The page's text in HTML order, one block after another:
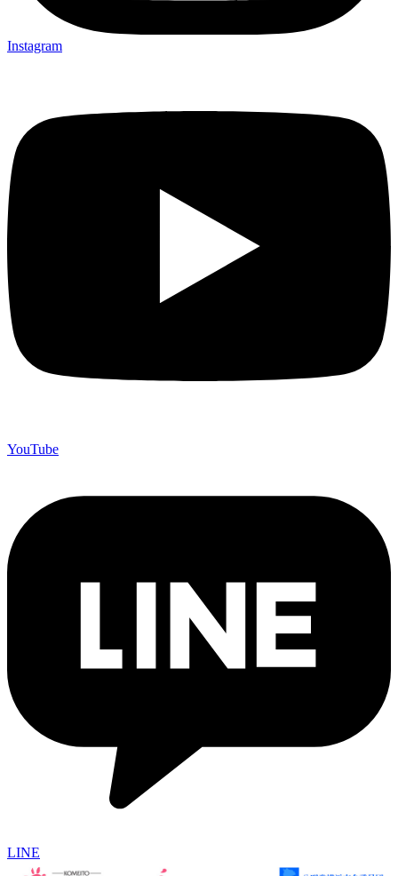
Instagram
YouTube
LINE